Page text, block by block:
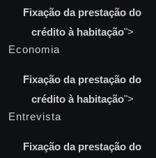
Fixação da prestação do
crédito à habitação">
Economia
Fixação da prestação do
crédito à habitação">
Entrevista
Fixação da prestação do